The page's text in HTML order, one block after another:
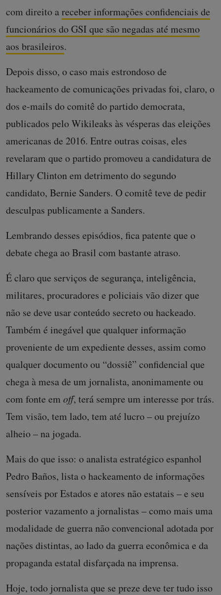
com direito areceber informações confidenciais de
funcionários do GSI que são negadas até mesmo
aos brasileiros.
Depois disso, o caso mais estrondoso de
hackeamento de comunicações privadas foi, claro, o
dos e-mails do comitê do partido democrata,
publicados pelo Wikileaks às vésperas das eleições
americanas de 2016. Entre outras coisas, eles
revelaram que o partido promoveu a candidatura de
Hillary Clinton em detrimento do segundo
candidato, Bernie Sanders. O comitê teve de pedir
desculpas publicamente a Sanders.
Lembrando desses episódios, fica patente que o
debate chega ao Brasil com bastante atraso.
É claro que serviços de segurança, inteligência,
militares, procuradores e policiais vão dizer que
não se deve usar conteúdo secreto ou hackeado.
Também é inegável que qualquer informação
proveniente de um expediente desses, assim como
qualquer documento ou “dossiê” confidencial que
chega à mesa de um jornalista, anonimamente ou
com fonte em off, terá sempre um interesse por trás.
Tem visão, tem lado, tem até lucro – ou prejuízo
alheio – na jogada.
Mais do que isso: o analista estratégico espanhol
Pedro Baños, lista o hackeamento de informações
sensíveis por Estados e atores não estatais – e seu
posterior vazamento a jornalistas – como mais uma
modalidade de guerra não convencional adotada por
nações distintas, ao lado da guerra econômica e da
propaganda estatal disfarçada na imprensa.
Hoje, todo jornalista que se preze deve ter tudo isso